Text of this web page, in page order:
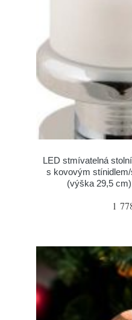
LED stmívatelná
s kovovým
(výška 29,5
1